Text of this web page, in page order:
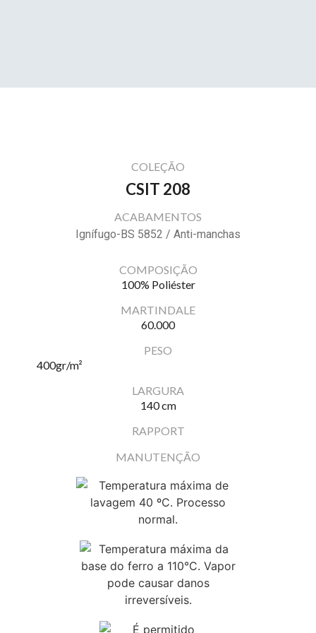
COLEÇÃO
CSIT 208
ACABAMENTOS
Ignífugo-BS 5852 / Anti-manchas
COMPOSIÇÃO
100% Poliéster
MARTINDALE
60.000
PESO
400gr/m²
LARGURA
140 cm
RAPPORT
MANUTENÇÃO